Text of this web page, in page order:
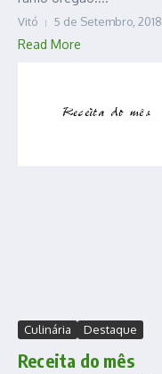
Vitó 5 de Setembro, 2018
Read More
Culinária Destaque
Receita do mês